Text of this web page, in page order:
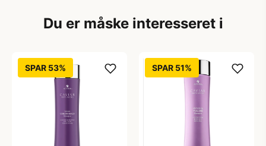
Du er måske interesseret i
SPAR 53% SPAR 51%